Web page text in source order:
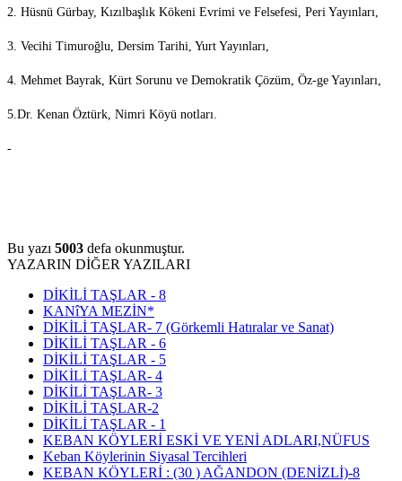
2. Hüsnü Gürbay, Kızılbaşlık Kökeni Evrimi ve Felsefesi, Peri Yayınları,
3. Vecihi Timuroğlu, Dersim Tarihi, Yurt Yayınları,
4. Mehmet Bayrak, Kürt Sorunu ve Demokratik Çözüm, Öz-ge Yayınları,
5.Dr. Kenan Öztürk, Nimri Köyü notları.
-
Bu yazı 5003 defa okunmuştur.
YAZARIN DİĞER YAZILARI
DİKİLİ TAŞLAR - 8
KANîYA MEZİN*
DİKİLİ TAŞLAR- 7 (Görkemli Hatıralar ve Sanat)
DİKİLİ TAŞLAR - 6
DİKİLİ TAŞLAR - 5
DİKİLİ TAŞLAR- 4
DİKİLİ TAŞLAR- 3
DİKİLİ TAŞLAR-2
DİKİLİ TAŞLAR - 1
KEBAN KÖYLERİ ESKİ VE YENİ ADLARI,NÜFUS
Keban Köylerinin Siyasal Tercihleri
KEBAN KÖYLERİ : (30 ) AĞANDON (DENİZLİ)-8